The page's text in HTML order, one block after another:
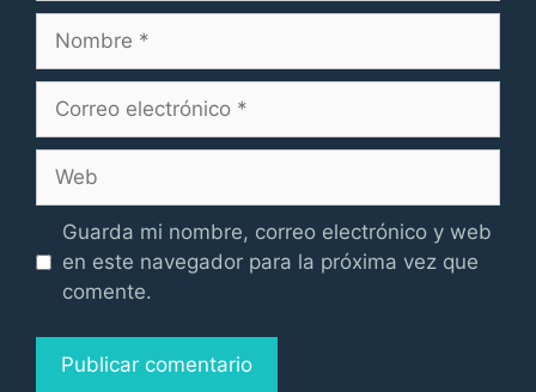
electrónico
Guarda mi nombre, correo electrónico y web
en este navegador para la próxima vez que
comente.